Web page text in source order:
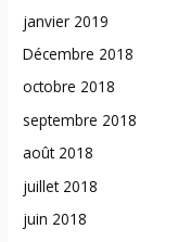
janvier 2019
Décembre 2018
octobre 2018
septembre 2018
août 2018
juillet 2018
juin 2018